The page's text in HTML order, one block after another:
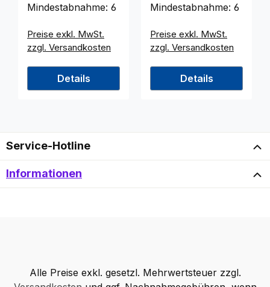
Mindestabnahme: 6
Preise exkl. MwSt.
zzgl. Versandkosten
Details
Mindestabnahme: 6
Preise exkl. MwSt.
zzgl. Versandkosten
Details
Service-Hotline
Informationen
Alle Preise exkl. gesetzl. Mehrwertsteuer zzgl.